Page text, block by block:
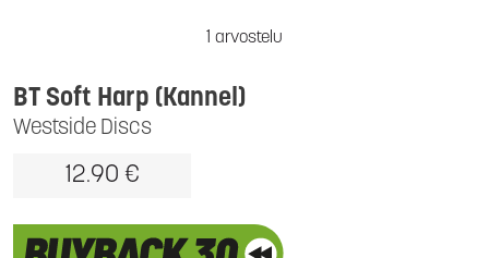
1 arvostelu
Westside Discs
BT Soft Harp (Kannel)
12.90 €